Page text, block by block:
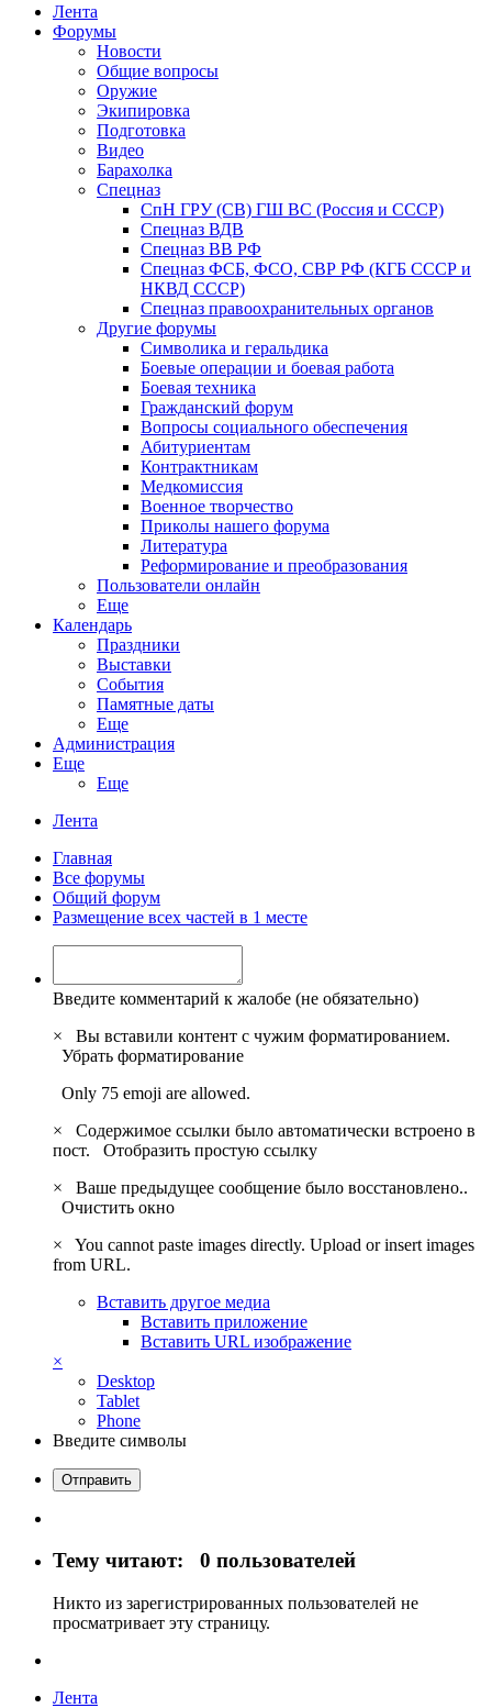
Лента
Форумы
Новости
Общие вопросы
Оружие
Экипировка
Подготовка
Видео
Барахолка
Спецназ
СпН ГРУ (СВ) ГШ ВС (Россия и СССР)
Спецназ ВДВ
Спецназ ВВ РФ
Спецназ ФСБ, ФСО, СВР РФ (КГБ СССР и
НКВД СССР)
Спецназ правоохранительных органов
Другие форумы
Символика и геральдика
Боевые операции и боевая работа
Боевая техника
Гражданский форум
Вопросы социального обеспечения
Абитуриентам
Контрактникам
Медкомиссия
Военное творчество
Приколы нашего форума
Литература
Реформирование и преобразования
Пользователи онлайн
Еще
Календарь
Праздники
Выставки
События
Памятные даты
Еще
Администрация
Еще
Еще
Лента
Главная
Все форумы
Общий форум
Размещение всех частей в 1 месте
Введите комментарий к жалобе (не обязательно)
×
Вы вставили контент с чужим форматированием.
Убрать форматирование
Only 75 emoji are allowed.
×
Содержимое ссылки было автоматически встроено в
пост. Отобразить простую ссылку
×
Ваше предыдущее сообщение было восстановлено..
Очистить окно
×
You cannot paste images directly. Upload or insert images
from URL.
Вставить другое медиа
Вставить приложение
Вставить URL изображение
×
Desktop
Tablet
Phone
Введите символы
Отправить
Тему читают: 0 пользователей
Никто из зарегистрированных пользователей не
просматривает эту страницу.
Лента